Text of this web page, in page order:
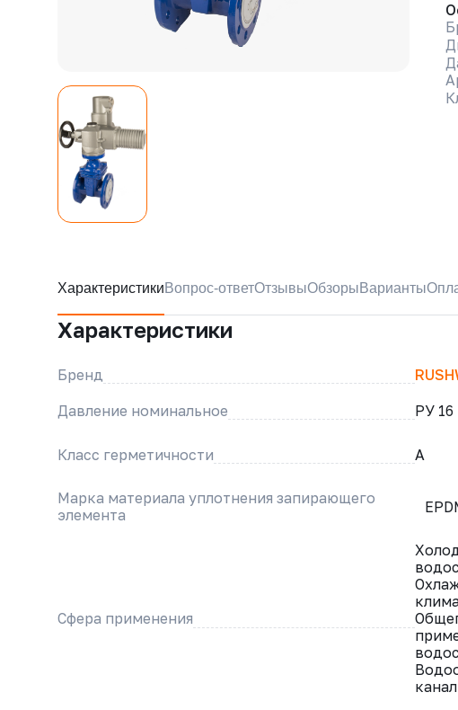
Характеристики Вопрос-ответОтзывыОбзоры Варианты
Характеристики
Бренд
Давление номинальное
РУ 16
Класс герметичности A
Марка материала уплотнения запирающего
элемента
Сфера применения